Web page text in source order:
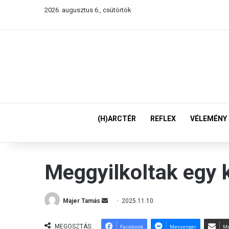
2026. augusztus 6., csütörtök
(H)ARCTÉR REFLEX VÉLEMÉNY
Meggyilkoltak egy
Majer Tamás
n
2025.11.10.
MEGOSZTÁS: Facebook Messenger